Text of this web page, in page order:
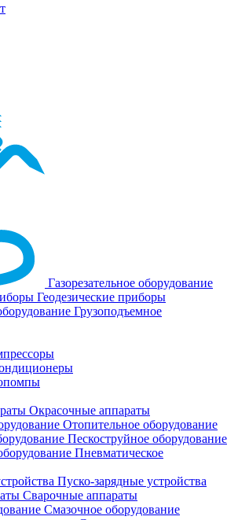
Газорезательное оборудование
Геодезические приборы
Грузоподъемное
Окрасочные аппараты
Отопительное оборудование
Пескоструйное оборудование
Пневматическое
Пуско-зарядные устройства
Сварочные аппараты
Смазочное оборудование